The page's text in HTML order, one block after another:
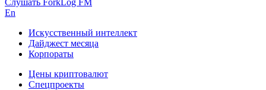
Слушать ForkLog FM
En
Искусственный интеллект
Дайджест месяца
Корпораты
Цены криптовалют
Спецпроекты